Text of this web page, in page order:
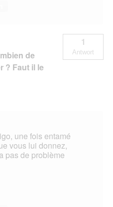
de
? Faut il le
1
Antwort
une fois entamé
vous lui donnez,
pas de problème